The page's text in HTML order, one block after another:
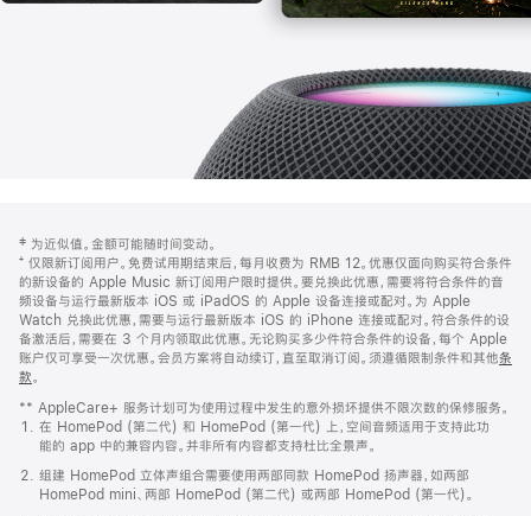
页
页
脚
注
‡ 为近似值。金额可能随时间变动。
⁺ 仅限新订阅用户。免费试用期结束后，每月收费为 RMB 12。优惠仅面向购买符合条件
的新设备的 Apple Music 新订阅用户限时提供。要兑换此优惠，需要将符合条件的音
频设备与运行最新版本 iOS 或 iPadOS 的 Apple 设备连接或配对。为 Apple
Watch 兑换此优惠，需要与运行最新版本 iOS 的 iPhone 连接或配对。符合条件的设
备激活后，需要在 3 个月内领取此优惠。无论购买多少件符合条件的设备，每个 Apple
账户仅可享受一次优惠。会员方案将自动续订，直至取消订阅。须遵循限制条件和其他条
款。
窗
口
中
打
开)
** AppleCare+ 服务计划可为使用过程中发生的意外损坏提供不限次数的保修服务。
在 HomePod (第二代) 和 HomePod (第一代) 上，空间音频适用于支持此功
能的 app 中的兼容内容。并非所有内容都支持杜比全景声。
组建 HomePod 立体声组合需要使用两部同款 HomePod 扬声器，如两部
HomePod mini、两部 HomePod (第二代) 或两部 HomePod (第一代)。